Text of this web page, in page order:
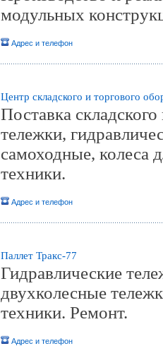
модульных
Адрес и телефон
Центр складского и торгового
Поставка
тележки,
самоходные, колеса
техники.
Адрес и телефон
Паллет Тракс-77
Гидравлические
двухколесные
техники. Ремонт.
Адрес и телефон